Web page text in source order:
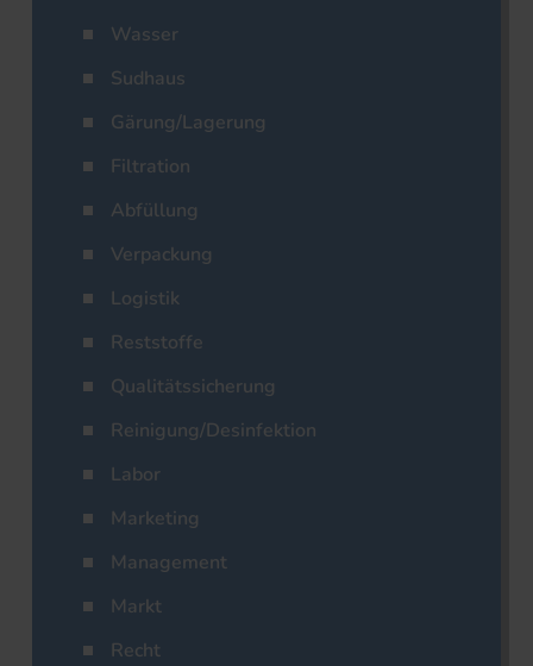
Wasser
Sudhaus
Gärung/Lagerung
Filtration
Abfüllung
Verpackung
Logistik
Reststoffe
Qualitätssicherung
Reinigung/Desinfektion
Labor
Marketing
Management
Markt
Recht